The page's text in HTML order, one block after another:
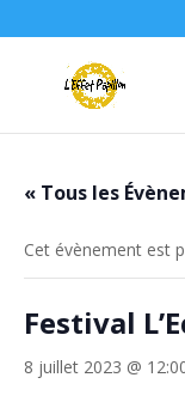
« Tous les
Cet évènement est
Festival
8 juillet 2023 @